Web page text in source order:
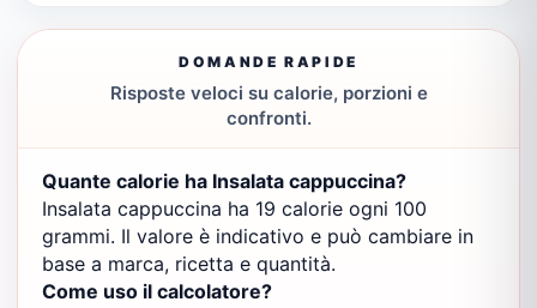
DOMANDE RAPIDE
Risposte veloci su calorie, porzioni e
confronti.
Quante calorie ha Insalata cappuccina?
Insalata cappuccina ha 19 calorie ogni 100
grammi. Il valore è indicativo e può cambiare in
base a marca, ricetta e quantità.
Come uso il calcolatore?